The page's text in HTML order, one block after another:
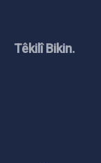
Têkilî Bikin.